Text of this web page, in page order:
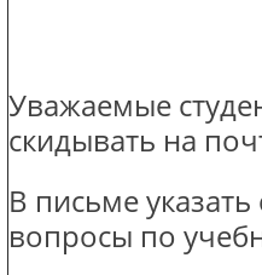
Уважаемые
скидывать на
В письме
вопросы по